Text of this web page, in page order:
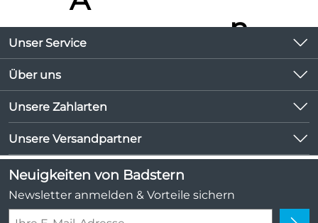
Unser Service
Kontakt
Kundeninformationen
Newsletter
Lieferbedingungen
Kundenlogin
Über uns
Unsere Bestseller
Marken
Neu
Angebote
Kundenbewertungen (1.047)
4,9/5*****
Unsere Zahlarten
Unsere Versandpartner
Neuigkeiten von Badstern
Newsletter anmelden & Vorteile sichern